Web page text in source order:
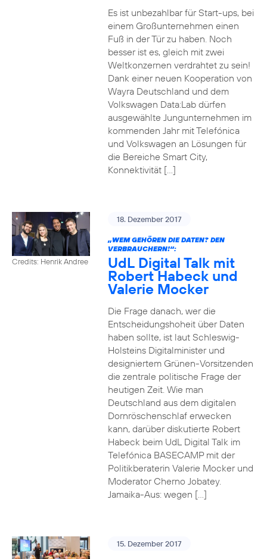
Es ist unbezahlbar für Start-ups, bei
einem Großunternehmen einen
Fuß in der Tür zu haben. Noch
besser ist es, gleich mit zwei
Weltkonzernen verdrahtet zu sein!
Dank einer neuen Kooperation von
Wayra Deutschland und dem
Volkswagen Data:Lab dürfen
ausgewählte Jungunternehmen im
kommenden Jahr mit Telefónica
und Volkswagen an Lösungen für
die Bereiche Smart City,
Konnektivität […]
Credits: Henrik Andree
18. Dezember 2017
„WEM GEHÖREN DIE DATEN? DEN
VERBRAUCHERN!“:
UdL Digital Talk mit
Robert Habeck und
Valerie Mocker
Die Frage danach, wer die
Entscheidungshoheit über Daten
haben sollte, ist laut Schleswig-
Holsteins Digitalminister und
designiertem Grünen-Vorsitzenden
die zentrale politische Frage der
heutigen Zeit. Wie man
Deutschland aus dem digitalen
Dornröschenschlaf erwecken
kann, darüber diskutierte Robert
Habeck beim UdL Digital Talk im
Telefónica BASECAMP mit der
Politikberaterin Valerie Mocker und
Moderator Cherno Jobatey.
Jamaika-Aus: wegen […]
15. Dezember 2017